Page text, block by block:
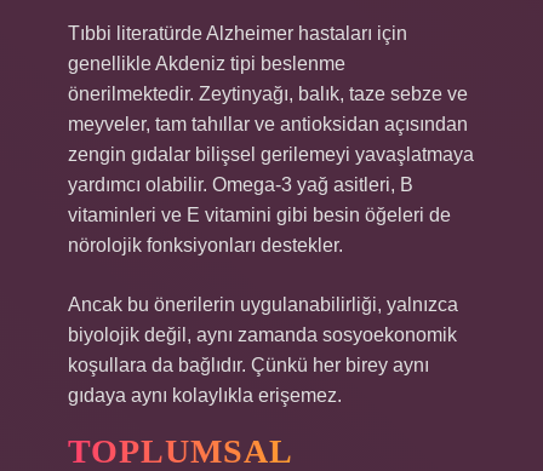
Tıbbi literatürde Alzheimer hastaları için
genellikle Akdeniz tipi beslenme
önerilmektedir. Zeytinyağı, balık, taze sebze ve
meyveler, tam tahıllar ve antioksidan açısından
zengin gıdalar bilişsel gerilemeyi yavaşlatmaya
yardımcı olabilir. Omega-3 yağ asitleri, B
vitaminleri ve E vitamini gibi besin öğeleri de
nörolojik fonksiyonları destekler.
Ancak bu önerilerin uygulanabilirliği, yalnızca
biyolojik değil, aynı zamanda sosyoekonomik
koşullara da bağlıdır. Çünkü her birey aynı
gıdaya aynı kolaylıkla erişemez.
TOPLUMSAL